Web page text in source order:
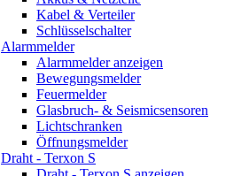
Kabel & Verteiler
Schlüsselschalter
Alarmmelder
Alarmmelder anzeigen
Bewegungsmelder
Feuermelder
Glasbruch- & Seismicsensoren
Lichtschranken
Öffnungsmelder
Draht - Terxon S